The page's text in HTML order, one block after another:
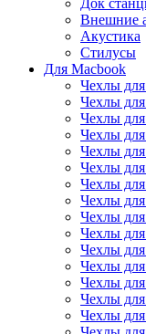
Док
Внешние
Акустика
Стилусы
Для Macbook
Чехлы
Чехлы
Чехлы
Чехлы
Чехлы
Чехлы
Чехлы
Чехлы
Чехлы
Чехлы
Чехлы
Чехлы
Чехлы
Чехлы
Чехлы